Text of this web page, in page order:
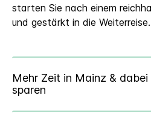
starten Sie nach einem
und gestärkt in die Weiterreise.